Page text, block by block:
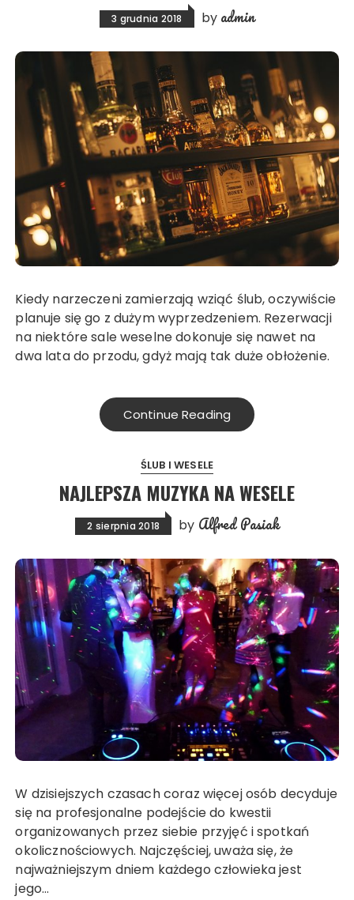
3 grudnia 2018 by admin
Kiedy narzeczeni zamierzają wziąć ślub, oczywiście
planuje się go z dużym wyprzedzeniem. Rezerwacji
na niektóre sale weselne dokonuje się nawet na
dwa lata do przodu, gdyż mają tak duże obłożenie.
Continue Reading
ŚLUB I WESELE
NAJLEPSZA MUZYKA NA WESELE
2 sierpnia 2018 by Alfred Pasiak
W dzisiejszych czasach coraz więcej osób decyduje
się na profesjonalne podejście do kwestii
organizowanych przez siebie przyjęć i spotkań
okolicznościowych. Najczęściej, uważa się, że
najważniejszym dniem każdego człowieka jest
jego…